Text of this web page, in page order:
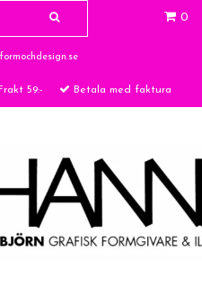
0
59:- Betala med faktura